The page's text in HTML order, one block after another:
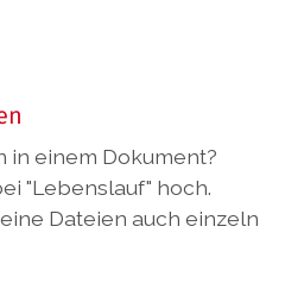
in einem Dokument?
"Lebenslauf" hoch.
Dateien auch einzeln